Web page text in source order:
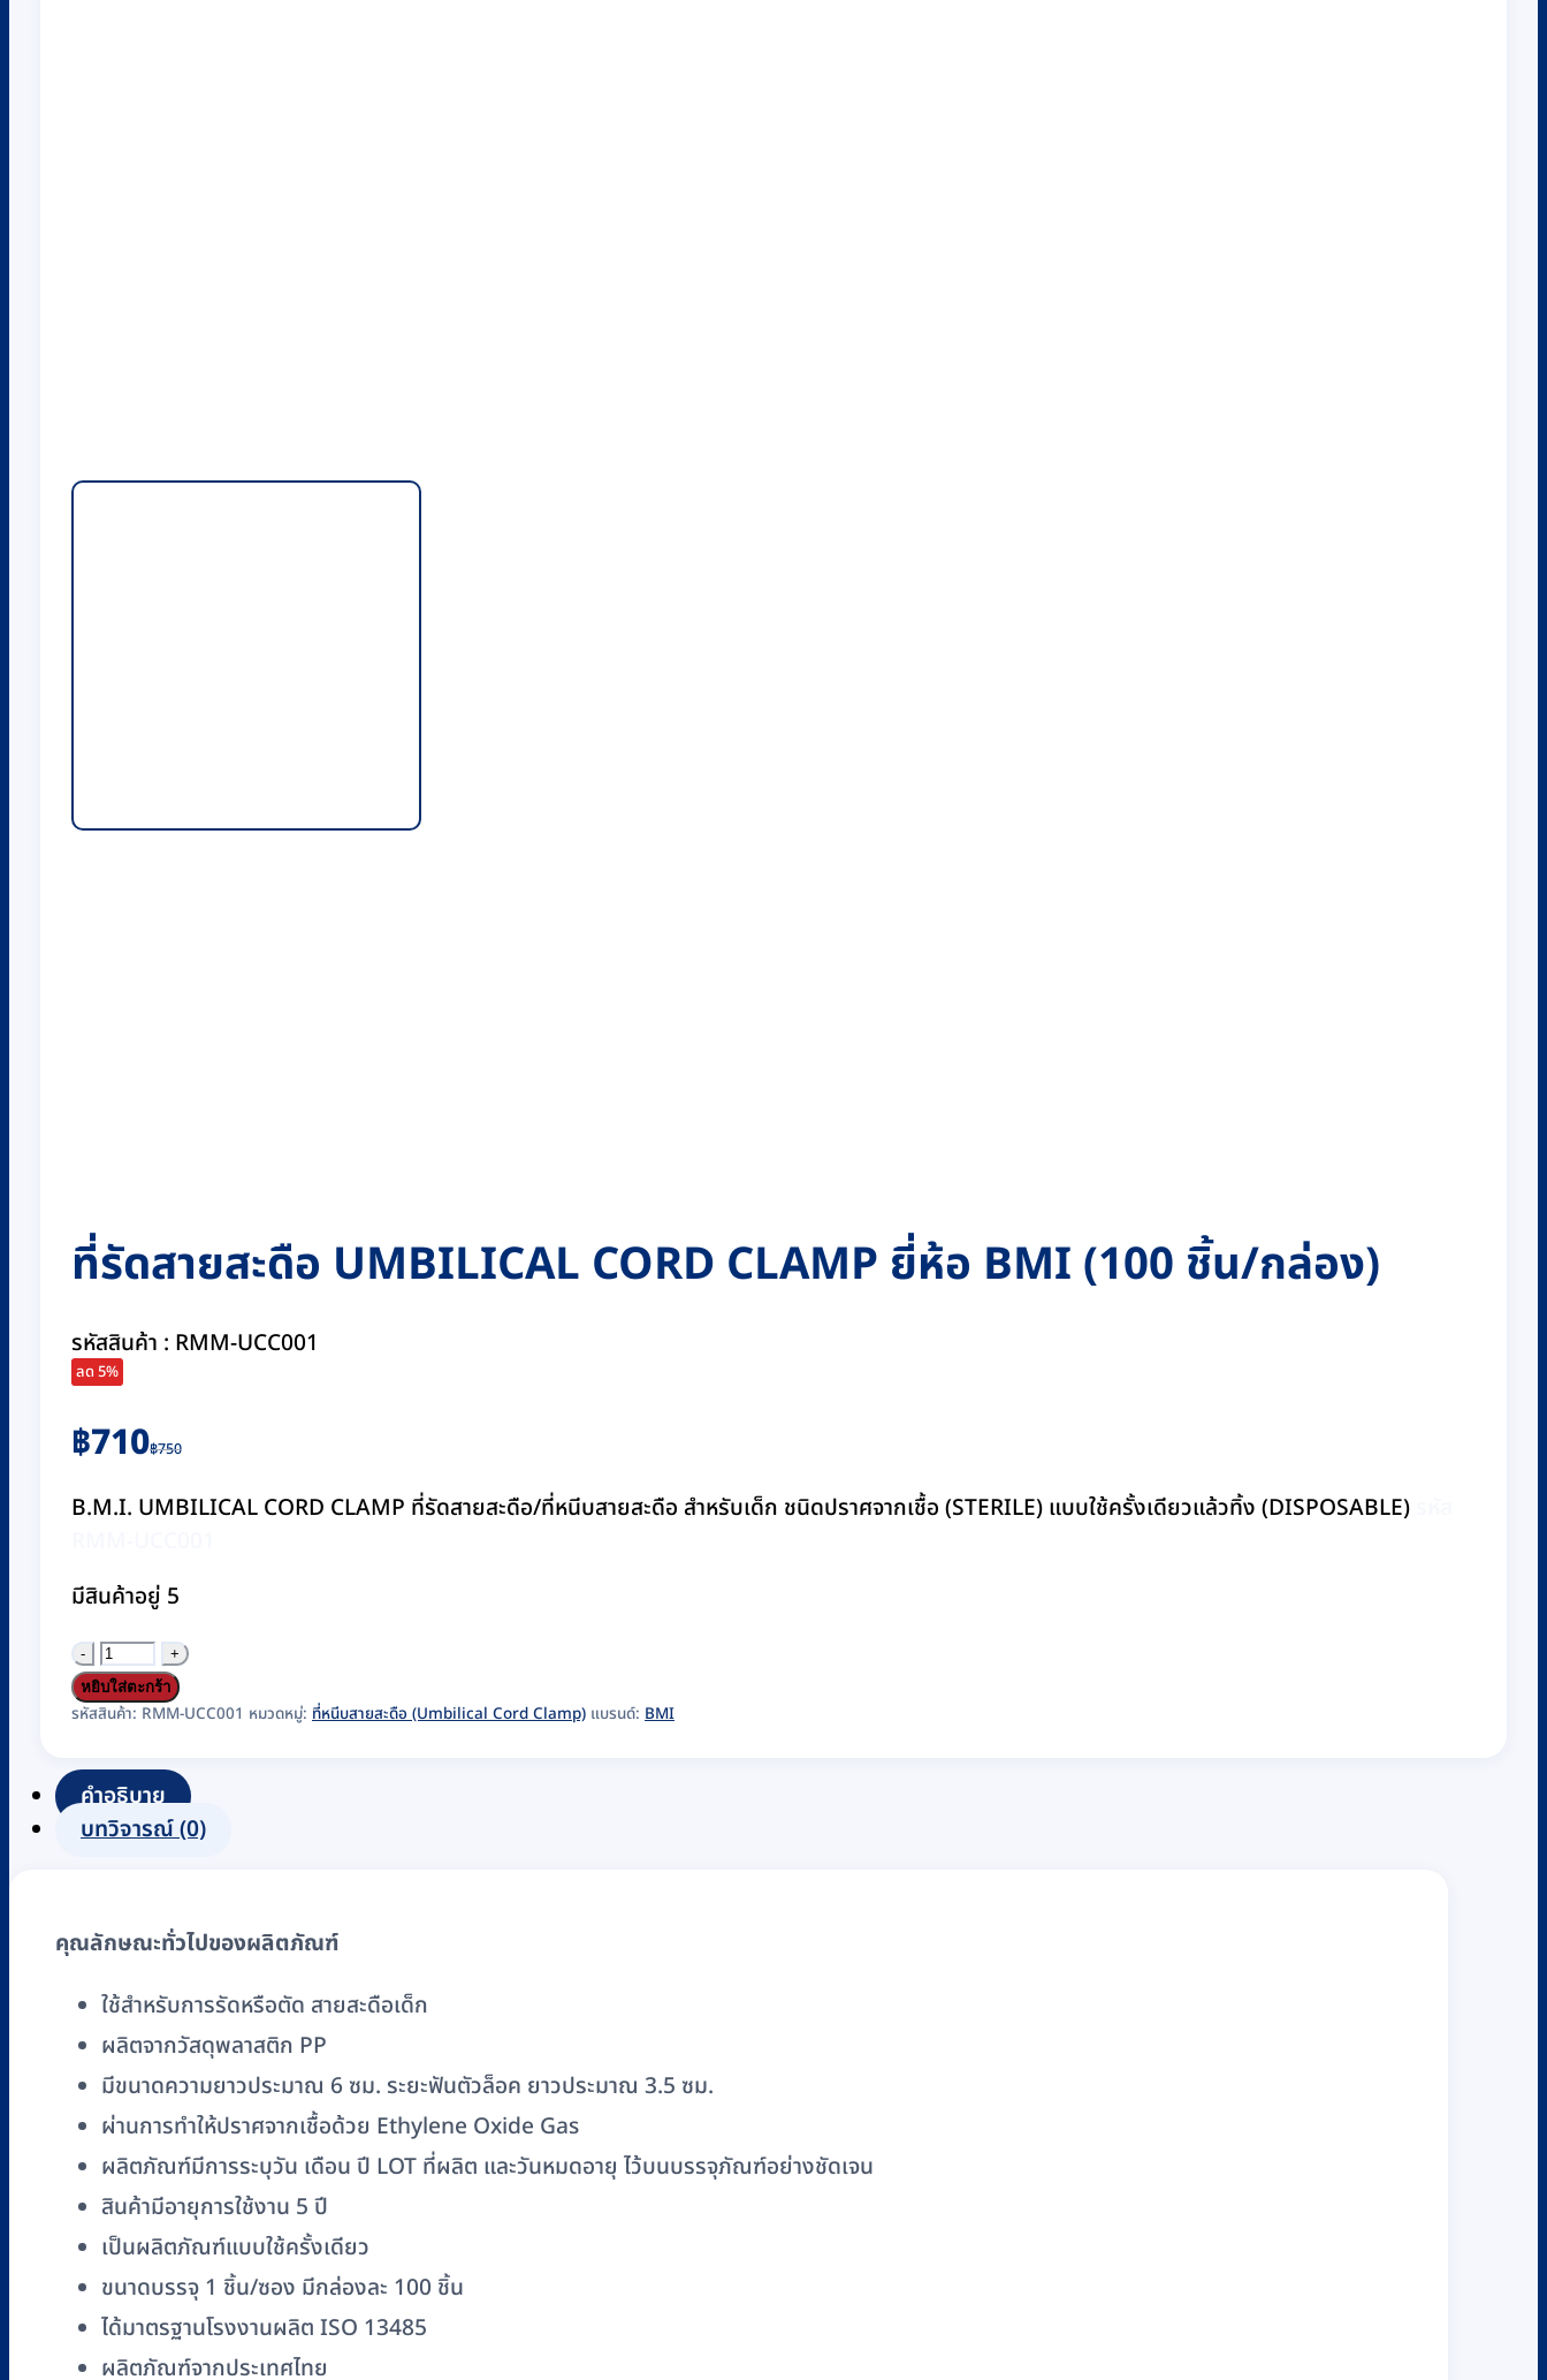
ที่รัดสายสะดือ UMBILICAL CORD CLAMP ยี่ห้อ BMI (100 ชิ้น/กล่อง)
รหัสสินค้า : RMM-UCC001
ลด 5%
฿750
Original
price
was:
฿710
Current
price
is:
B.M.I. UMBILICAL CORD CLAMP ที่รัดสายสะดือ/ที่หนีบสายสะดือ สำหรับเด็ก ชนิดปราศจากเชื้อ (STERILE) แบบใช้ครั้งเดียวแล้วทิ้ง (DISPOSABLE)
มีสินค้าอยู่ 5
จำนวน
ที่
รัด
สะดือ
UMBILICAL
BMI
(100
ชิ้น/
กล่อง)
ชิ้น
หยิบใส่ตะกร้า
รหัสสินค้า: RMM-UCC001 หมวดหมู่: ที่หนีบสายสะดือ (Umbilical Cord Clamp) แบรนด์: BMI
คำอธิบาย
บทวิจารณ์ (0)
คุณลักษณะทั่วไปของผลิตภัณฑ์
ใช้สำหรับการรัดหรือตัด สายสะดือเด็ก
ผลิตจากวัสดุพลาสติก PP
มีขนาดความยาวประมาณ 6 ซม. ระยะฟันตัวล็อค ยาวประมาณ 3.5 ซม.
ผ่านการทำให้ปราศจากเชื้อด้วย Ethylene Oxide Gas
ผลิตภัณฑ์มีการระบุวัน เดือน ปี LOT ที่ผลิต และวันหมดอายุ ไว้บนบรรจุภัณฑ์อย่างชัดเจน
สินค้ามีอายุการใช้งาน 5 ปี
เป็นผลิตภัณฑ์แบบใช้ครั้งเดียว
ขนาดบรรจุ 1 ชิ้น/ซอง มีกล่องละ 100 ชิ้น
ได้มาตรฐานโรงงานผลิต ISO 13485
ผลิตภัณฑ์จากประเทศไทย